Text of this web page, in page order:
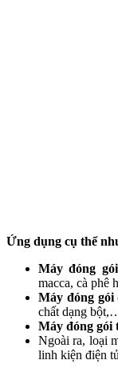
Ứng dụng cụ thể
Máy đóng
macca, cà phê
Máy đóng gói
chất dạng
Máy đóng gói
Ngoài ra, loại
linh kiện điện